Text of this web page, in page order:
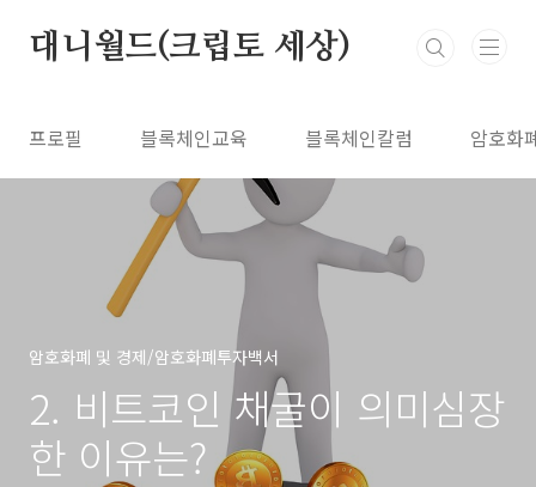
대니월드(크립토 세상)
프로필 블록체인교육 블록체인칼럼 암호화
암호화폐 및 경제/암호화폐투자백서
2. 비트코인 채굴이 의미심장
한 이유는?